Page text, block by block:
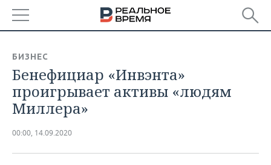
БАШКОРТОСТАН
ТАТАРСТАН
НОВОСТИ
АНАЛИТИКА
ДЕКЛАРАЦИИ О ДОХОДАХ
НОВОСТИ ЭКОНОМИКИ
ПРОМЫШЛЕННОСТЬ
БИЗНЕС
Бенефициар «Инвэнта»
проигрывает активы «людям
Миллера»
00:00, 14.09.2020